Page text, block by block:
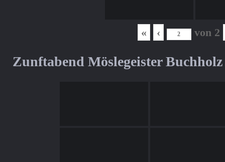
« ‹ von 2
Zunftabend Möslegeister Buchholz